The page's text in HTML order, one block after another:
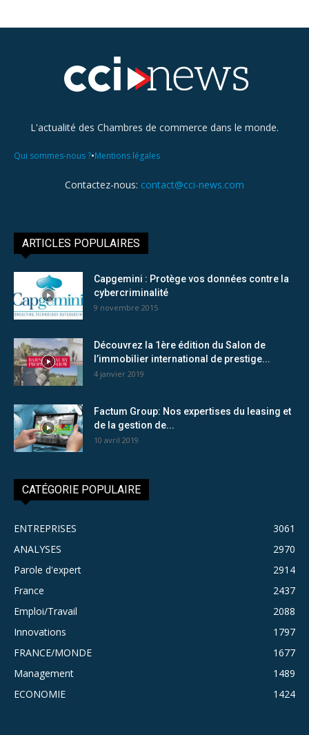
L'actualité des Chambres de commerce dans le monde.
Qui sommes-nous ?•Mentions légales
Contactez-nous: contact@cci-news.com
ARTICLES POPULAIRES
Capgemini : Protège vos données contre la
cybercriminalité
9 novembre 2015
Découvrez la 1ère édition du Salon de
l’immobilier international de prestige...
4 janvier 2019
Factum Group: Nos expertises du leasing et
de la gestion de...
10 avril 2019
CATÉGORIE POPULAIRE
ENTREPRISES
3061
ANALYSES
2970
Parole d'expert
2914
France
2437
Emploi/Travail
2088
Innovations
1797
FRANCE/MONDE
1677
Management
1489
ECONOMIE
1424